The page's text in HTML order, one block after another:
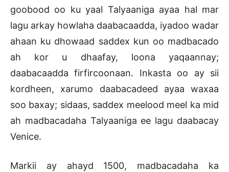
goobood oo ku yaal Talyaaniga ayaa hal mar
lagu arkay howlaha daabacaadda, iyadoo wadar
ahaan ku dhowaad saddex kun oo madbacado
ah kor u dhaafay, loona yaqaannay;
daabacaadda firfircoonaan. Inkasta oo ay sii
kordheen, xarumo daabacadeed ayaa waxaa
soo baxay; sidaas, saddex meelood meel ka mid
ah madbacadaha Talyaaniga ee lagu daabacay
Venice.
Markii ay ahayd 1500, madbacadaha ka